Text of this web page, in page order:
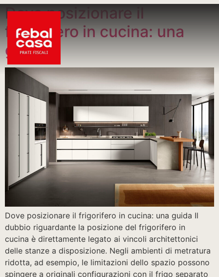
Dove posizionare il
frigorifero in cucina: una
guida
Dove posizionare il frigorifero in cucina: una guida Il
dubbio riguardante la posizione del frigorifero in
cucina è direttamente legato ai vincoli architettonici
delle stanze a disposizione. Negli ambienti di metratura
ridotta, ad esempio, le limitazioni dello spazio possono
spingere a originali configurazioni con il frigo separato